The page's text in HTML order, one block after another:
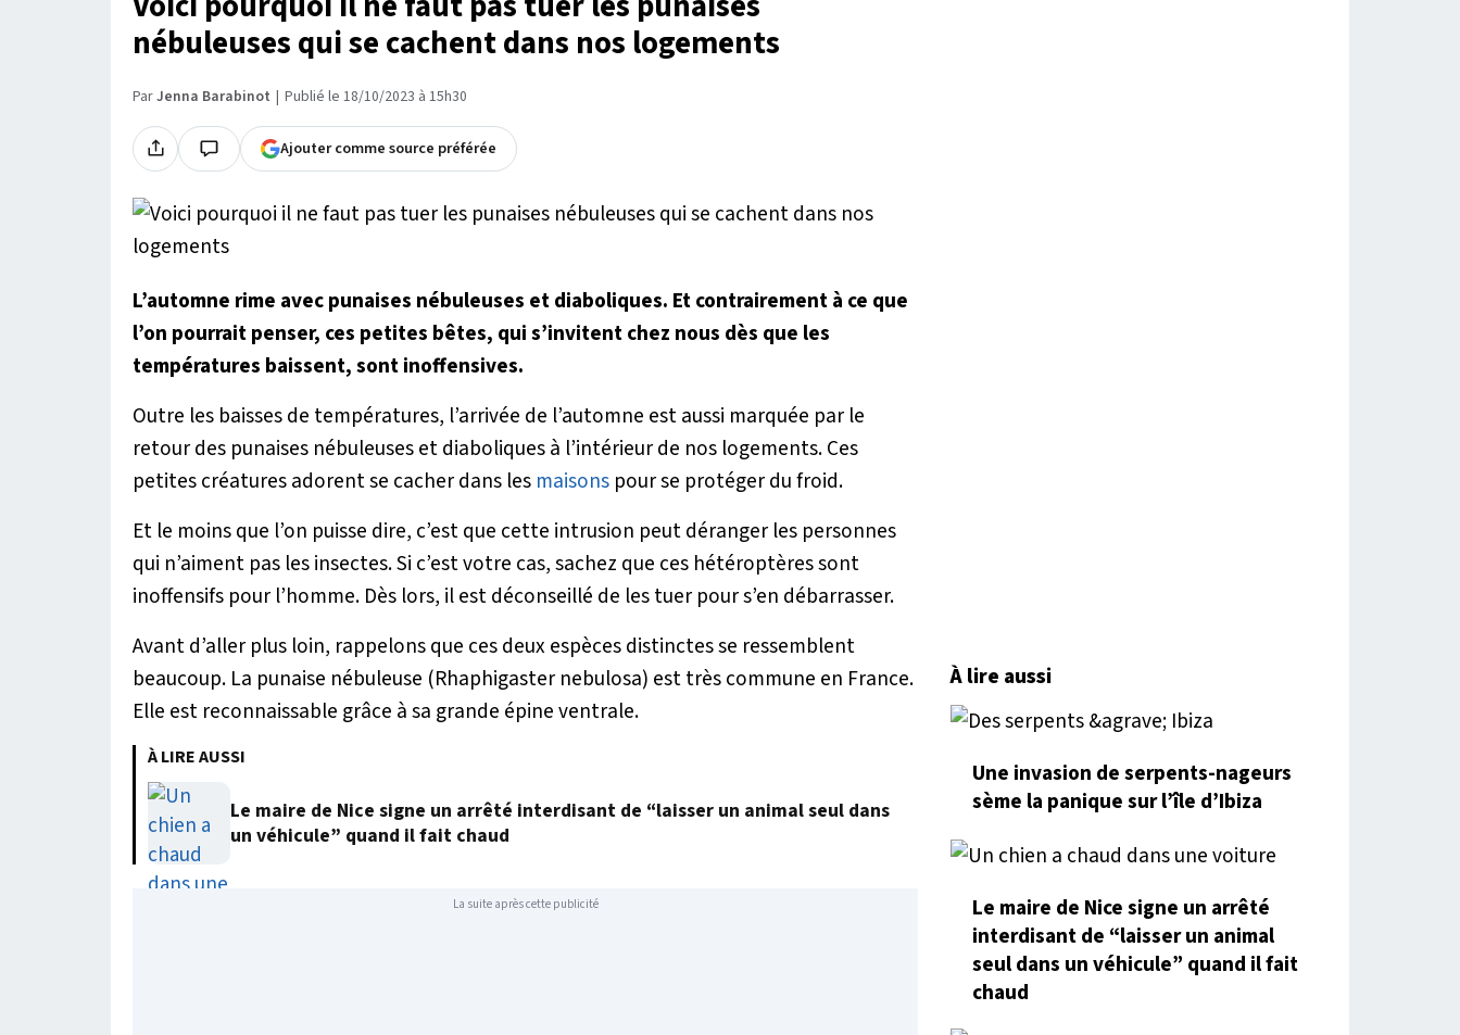
nébuleuses qui se cachent dans nos logements
ParJenna Barabinot Publié le 18/10/2023 à 15h30
Ajouter comme source préférée
L’automne rime avec punaises nébuleuses et diaboliques. Et contrairement à ce que
l’on pourrait penser, ces petites bêtes, qui s’invitent chez nous dès que les
températures baissent, sont inoffensives.
Outre les baisses de températures, l’arrivée de l’automne est aussi marquée par le
retour des punaises nébuleuses et diaboliques à l’intérieur de nos logements. Ces
petites créatures adorent se cacher dans les maisons pour se protéger du froid.
Et le moins que l’on puisse dire, c’est que cette intrusion peut déranger les personnes
qui n’aiment pas les insectes. Si c’est votre cas, sachez que ces hétéroptères sont
inoffensifs pour l’homme. Dès lors, il est déconseillé de les tuer pour s’en débarrasser.
Avant d’aller plus loin, rappelons que ces deux espèces distinctes se ressemblent
beaucoup. La punaise nébuleuse (Rhaphigaster nebulosa) est très commune en France.
Elle est reconnaissable grâce à sa grande épine ventrale.
À LIRE AUSSI
Le maire de Nice signe un arrêté interdisant de “laisser un animal seul dans
un véhicule” quand il fait chaud
La suite après cette publicité
À lire aussi
Une invasion de serpents-nageurs
sème la panique sur l’île d’Ibiza
Le maire de Nice signe un arrêté
interdisant de “laisser un animal
seul dans un véhicule” quand il fait
chaud